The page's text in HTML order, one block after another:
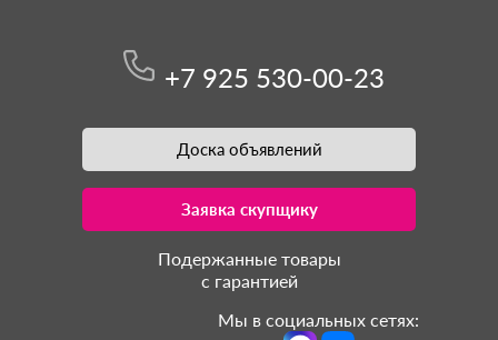
+7 925 530-00-23
Доска объявлений
Заявка скупщику
Подержанные товары
с гарантией
Мы в социальных сетях: